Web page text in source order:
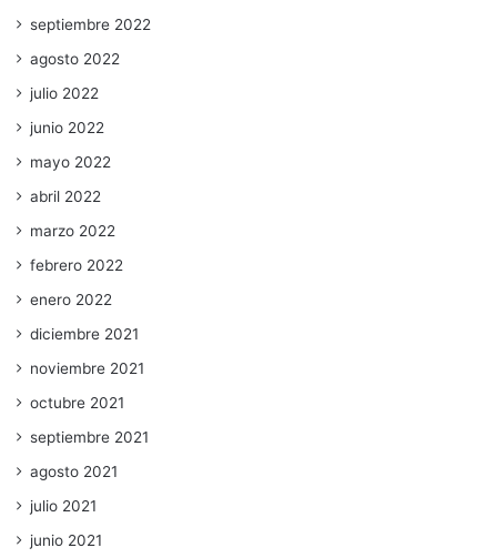
septiembre 2022
agosto 2022
julio 2022
junio 2022
mayo 2022
abril 2022
marzo 2022
febrero 2022
enero 2022
diciembre 2021
noviembre 2021
octubre 2021
septiembre 2021
agosto 2021
julio 2021
junio 2021